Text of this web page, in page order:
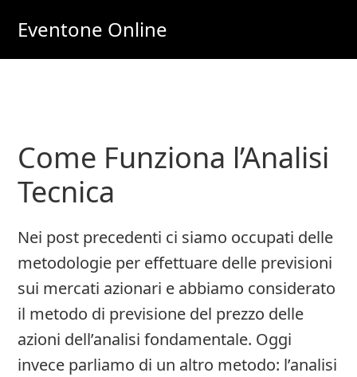
main
primary
Eventone Online
e
Soldi
Online
Come Funziona l’Analisi
Tecnica
Nei post precedenti ci siamo occupati delle
metodologie per effettuare delle previsioni
sui mercati azionari e abbiamo considerato
il metodo di previsione del prezzo delle
azioni dell’analisi fondamentale. Oggi
invece parliamo di un altro metodo: l’analisi